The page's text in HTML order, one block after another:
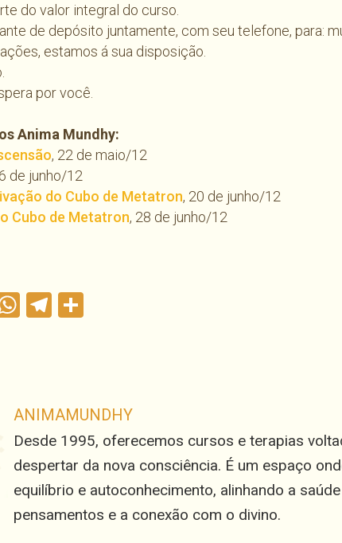
do valor integral do curso.
de depósito juntamente, com seu telefone, para:
estamos á sua disposição.
por você.
Anima Mundhy:
, 22 de maio/12
de junho/12
do Cubo de Metatron, 20 de junho/12
Cubo de Metatron, 28 de junho/12
WhatsApp
Telegram
ANIMAMUNDHY
Desde 1995, oferecemos cursos e terapias
despertar da nova consciência. É um espaço
equilíbrio e autoconhecimento, alinhando a
pensamentos e a conexão com o divino.